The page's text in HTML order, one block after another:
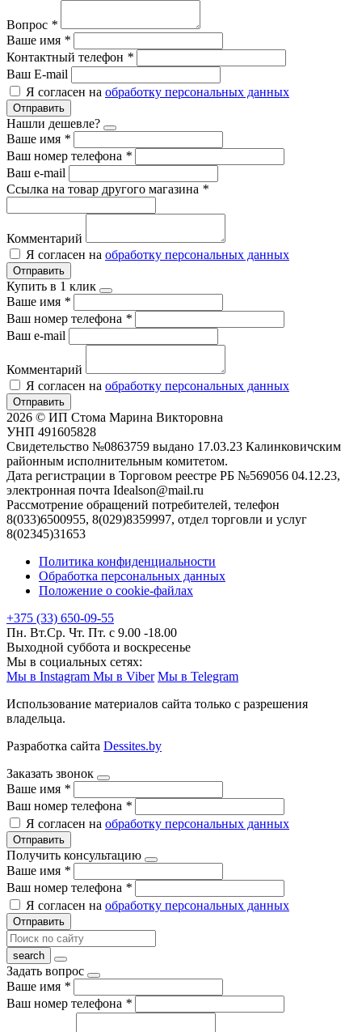
Вопрос *
Ваше имя *
Контактный телефон *
Ваш E-mail
Я согласен на обработку персональных данных
Отправить
Нашли дешевле?
Ваше имя *
Ваш номер телефона *
Ваш e-mail
Ссылка на товар другого магазина *
Комментарий
Я согласен на обработку персональных данных
Отправить
Купить в 1 клик
Ваше имя *
Ваш номер телефона *
Ваш e-mail
Комментарий
Я согласен на обработку персональных данных
Отправить
2026 © ИП Стома Марина Викторовна
УНП 491605828
Свидетельство №0863759 выдано 17.03.23 Калинковичским
районным исполнительным комитетом.
Дата регистрации в Торговом реестре РБ №569056 04.12.23,
электронная почта Idealson@mail.ru
Рассмотрение обращений потребителей, телефон
8(033)6500955, 8(029)8359997, отдел торговли и услуг
8(02345)31653
Политика конфиденциальности
Обработка персональных данных
Положение о cookie-файлах
+375 (33) 650-09-55
Пн. Вт.Ср. Чт. Пт. с 9.00 -18.00
Выходной суббота и воскресенье
Мы в социальных сетях:
Мы в Instagram Мы в Viber Мы в Telegram
Использование материалов сайта только с разрешения
владельца.
Разработка сайта Dessites.by
Заказать звонок
Ваше имя *
Ваш номер телефона *
Я согласен на обработку персональных данных
Отправить
Получить консультацию
Ваше имя *
Ваш номер телефона *
Я согласен на обработку персональных данных
Отправить
Задать вопрос
Ваше имя *
Ваш номер телефона *